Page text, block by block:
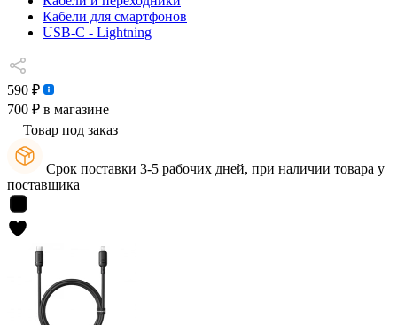
Кабели для смартфонов
USB-C - Lightning
590 ₽
700 ₽ в магазине
Товар под заказ
Срок поставки 3-5 рабочих дней, при наличии товара у
поставщика